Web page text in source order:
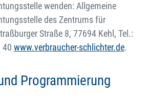
wenden: Allgemeine
des Zentrums für
Straße 8, 77694 Kehl, Tel.:
40 www.verbraucher-schlichter.de.
Programmierung